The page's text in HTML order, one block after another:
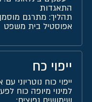
התאגדות
תהליך: מתרגם
אפוסטיל בית משפט
ייפוי כח
ייפוי כוח
למינוי מיופה כוח